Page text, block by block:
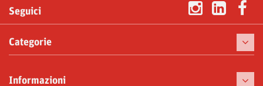
Seguici
Categorie
Informazioni